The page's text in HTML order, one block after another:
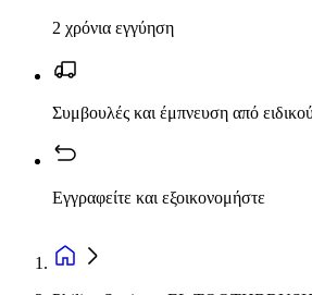
2 χρόνια εγγύηση
Συμβουλές και έμπνευση από
Εγγραφείτε και εξοικονομήστε